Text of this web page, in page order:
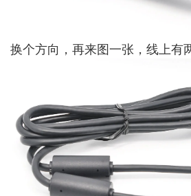
换个方向，再来图一张，线上有